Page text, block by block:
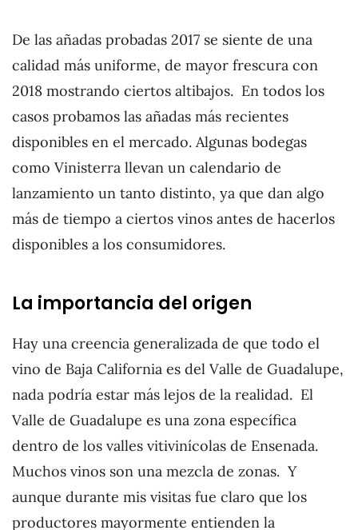
De las añadas probadas 2017 se siente de una
calidad más uniforme, de mayor frescura con
2018 mostrando ciertos altibajos. En todos los
casos probamos las añadas más recientes
disponibles en el mercado. Algunas bodegas
como Vinisterra llevan un calendario de
lanzamiento un tanto distinto, ya que dan algo
más de tiempo a ciertos vinos antes de hacerlos
disponibles a los consumidores.
La importancia del origen
Hay una creencia generalizada de que todo el
vino de Baja California es del Valle de Guadalupe,
nada podría estar más lejos de la realidad. El
Valle de Guadalupe es una zona específica
dentro de los valles vitivinícolas de Ensenada.
Muchos vinos son una mezcla de zonas. Y
aunque durante mis visitas fue claro que los
productores mayormente entienden la